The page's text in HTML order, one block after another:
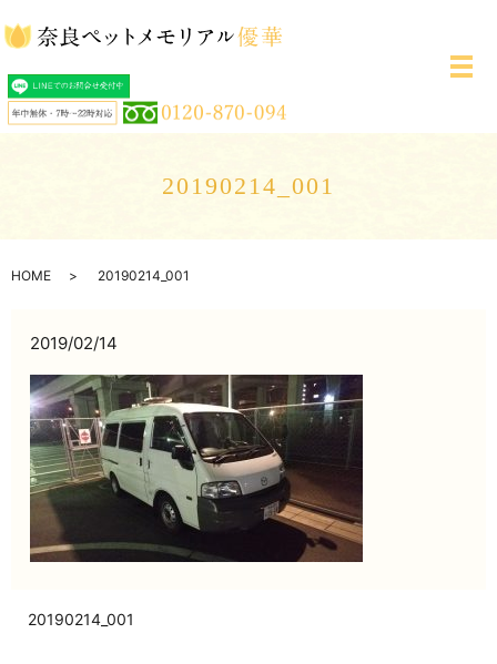
メ
20190214_001
HOME 20190214_001
2019/02/14
20190214_001